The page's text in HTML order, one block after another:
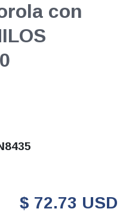
con
$ 72.73 USD